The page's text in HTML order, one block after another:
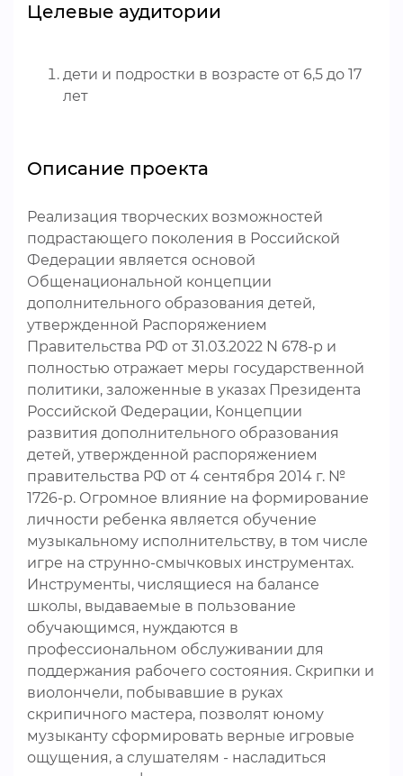
Целевые аудитории
дети и подростки в возрасте от 6,5 до 17
лет
Описание проекта
Реализация творческих возможностей
подрастающего поколения в Российской
Федерации является основой
Общенациональной концепции
дополнительного образования детей,
утвержденной Распоряжением
Правительства РФ от 31.03.2022 N 678-р и
полностью отражает меры государственной
политики, заложенные в указах Президента
Российской Федерации, Концепции
развития дополнительного образования
детей, утвержденной распоряжением
правительства РФ от 4 сентября 2014 г. №
1726-р. Огромное влияние на формирование
личности ребенка является обучение
музыкальному исполнительству, в том числе
игре на струнно-смычковых инструментах.
Инструменты, числящиеся на балансе
школы, выдаваемые в пользование
обучающимся, нуждаются в
профессиональном обслуживании для
поддержания рабочего состояния. Скрипки и
виолончели, побывавшие в руках
скрипичного мастера, позволят юному
музыканту сформировать верные игровые
ощущения, а слушателям - насладиться